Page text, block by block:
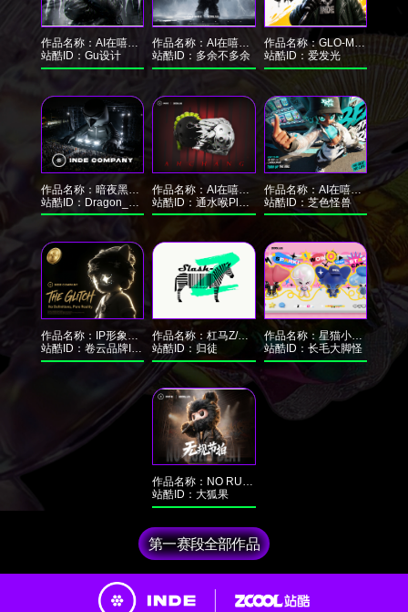
作品名称： AI在嘻元前形象设计—《夜蝠TREND》
站酷ID： Gu设计
作品名称：AI在嘻元前-帕帕IP形象设计
站酷ID： 多余不多余
作品名称： GLO-MEOW (发光喵) IP形象设计
站酷ID： 爱发光
作品名称： 暗夜黑鸦 — 街头暗夜的嘻哈独行者
站酷ID： Dragon__龙
作品名称：AI在嘻元前--“AhChàng-阿畅”潮流IP设计
站酷ID：通水喉Plumbing
作品名称： AI在嘻元前-城市奔袭IP形象
站酷ID： 芝色怪兽
作品名称：
IP形象设计｜INDE潮流嘻哈IP设计-The Glitch
站酷ID： 卷云品牌IP设计
作品名称：杠马Z/Slash-Z
站酷ID： 归徒
作品名称： 星猫小队—INDE IP形象设计
站酷ID： 长毛大脚怪
作品名称： NO RULES BEAT / 无规节拍
站酷ID：大狐果
第一赛段全部作品